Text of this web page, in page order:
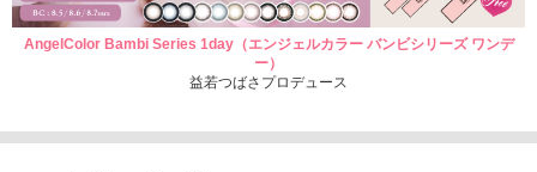
AngelColor Bambi Series 1day（エンジェルカラー バンビシリーズ ワンデ
ー）
益若つばさプロデュース